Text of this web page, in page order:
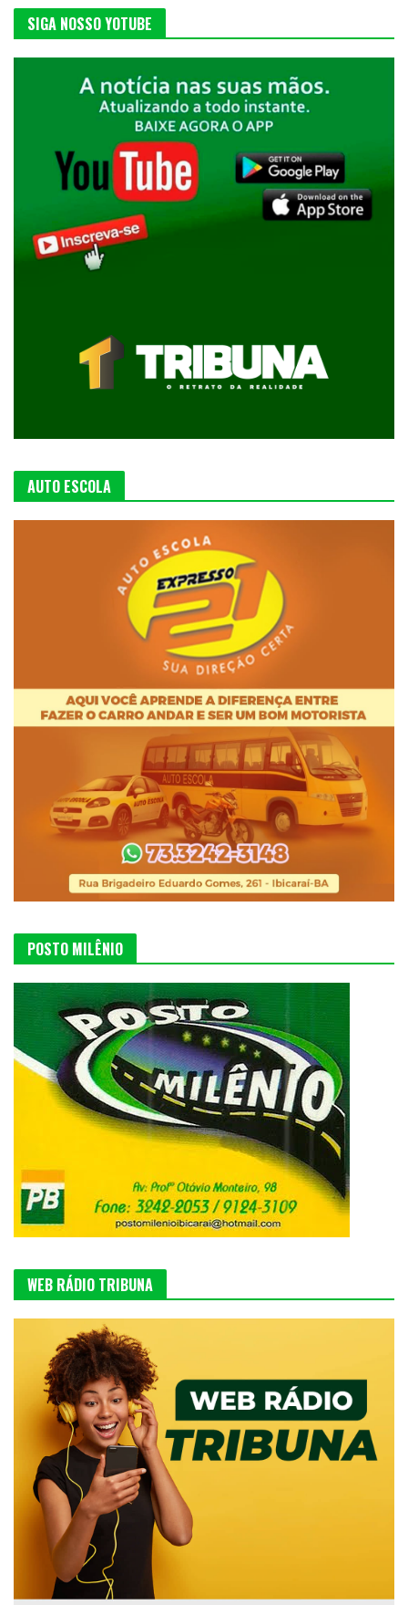
SIGA NOSSO YOTUBE
AUTO ESCOLA
POSTO MILÊNIO
WEB RÁDIO TRIBUNA